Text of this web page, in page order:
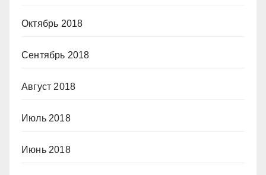
Октябрь 2018
Сентябрь 2018
Август 2018
Июль 2018
Июнь 2018